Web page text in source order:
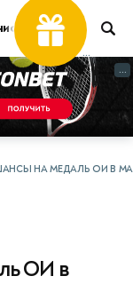
Бои Прочие
...
...
НА МЕДАЛЬ ОИ В
ОИ в